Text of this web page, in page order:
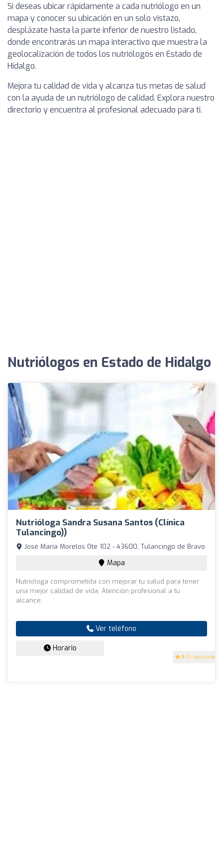
Si deseas ubicar rápidamente a cada nutriólogo en un
mapa y conocer su ubicación en un solo vistazo,
desplázate hasta la parte inferior de nuestro listado,
donde encontrarás un mapa interactivo que muestra la
geolocalización de todos los nutriólogos en Estado de
Hidalgo.
Mejora tu calidad de vida y alcanza tus metas de salud
con la ayuda de un nutriólogo de calidad. Explora nuestro
directorio y encuentra al profesional adecuado para ti.
Nutriólogos en Estado de Hidalgo
Nutrióloga Sandra Susana Santos (Clínica
Tulancingo))
5 (5 opiniones)
José María Morelos Ote 102 - 43600, Tulancingo de Bravo
Mapa
Nutriologa comprometida con mejorar tu salud para tener
una mejor calidad de vida. Atención profesional a tu
alcance.
Ver teléfono
Horario